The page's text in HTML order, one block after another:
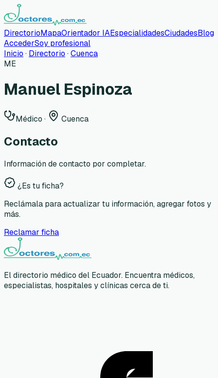
DirectorioMapaOrientador IAEspecialidadesCiudadesBlog
AccederSoy profesional
Inicio · Directorio ·Cuenca
ME
Manuel Espinoza
Médico · Cuenca
Contacto
Información de contacto por completar.
¿Es tu ficha?
Reclámala para actualizar tu información, agregar fotos y
más.
Reclamar ficha
El directorio médico del Ecuador. Encuentra médicos,
especialistas, hospitales y clínicas cerca de ti.